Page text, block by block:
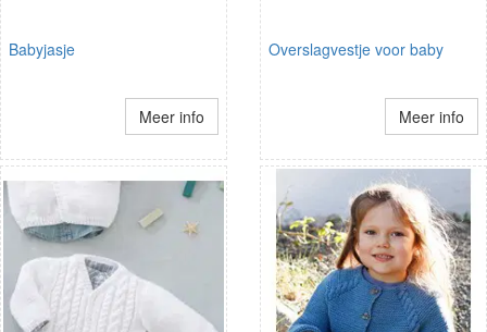
Babyjasje
Meer info
Overslagvestje voor baby
Meer info